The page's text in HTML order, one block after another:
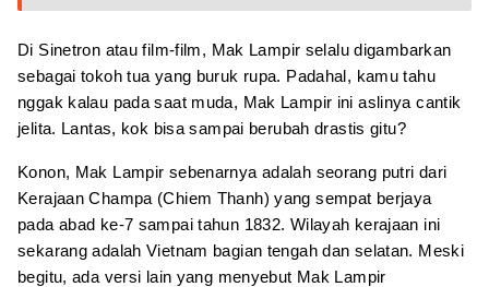
Di Sinetron atau film-film, Mak Lampir selalu digambarkan
sebagai tokoh tua yang buruk rupa. Padahal, kamu tahu
nggak kalau pada saat muda, Mak Lampir ini aslinya cantik
jelita. Lantas, kok bisa sampai berubah drastis gitu?
Konon, Mak Lampir sebenarnya adalah seorang putri dari
Kerajaan Champa (Chiem Thanh) yang sempat berjaya
pada abad ke-7 sampai tahun 1832. Wilayah kerajaan ini
sekarang adalah Vietnam bagian tengah dan selatan. Meski
begitu, ada versi lain yang menyebut Mak Lampir